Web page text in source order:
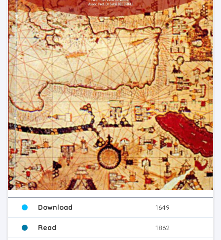
Download 1649
Read 1862